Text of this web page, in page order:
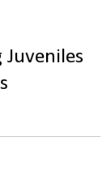
Juveniles